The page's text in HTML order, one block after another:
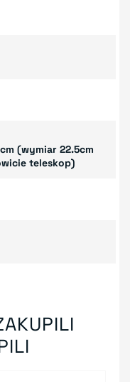
(wymiar 22.5cm
teleskop)